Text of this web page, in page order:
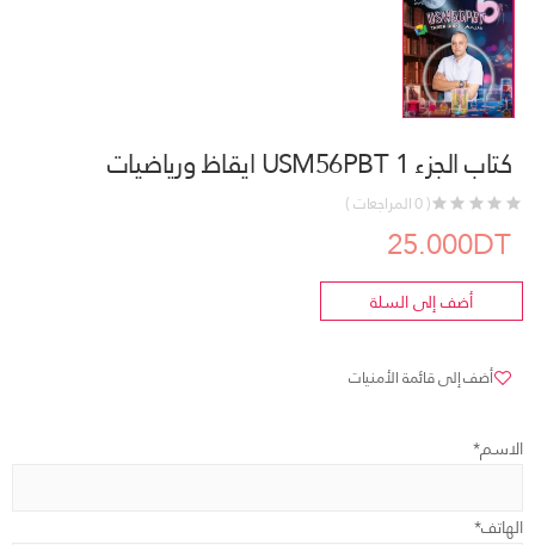
كتاب الجزء 1 USM56PBT ايقاظ ورياضيات
( 0 المراجعات )
25.000DT
أضف إلى السلة
أضف إلى قائمة الأمنيات
الاسم*
الهاتف*